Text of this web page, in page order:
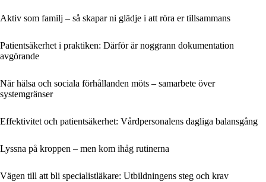
Aktiv som familj – så skapar ni glädje i att röra er tillsammans
Patientsäkerhet i praktiken: Därför är noggrann dokumentation
avgörande
När hälsa och sociala förhållanden möts – samarbete över
systemgränser
Effektivitet och patientsäkerhet: Vårdpersonalens dagliga balansgång
Lyssna på kroppen – men kom ihåg rutinerna
Vägen till att bli specialistläkare: Utbildningens steg och krav